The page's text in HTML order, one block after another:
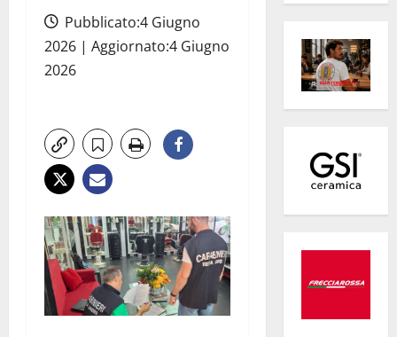
Pubblicato:4 Giugno
2026 | Aggiornato:4 Giugno
2026